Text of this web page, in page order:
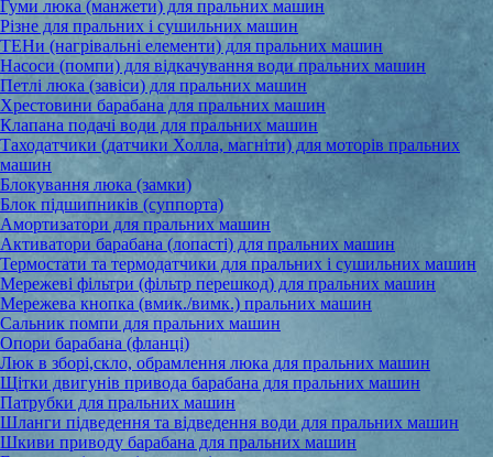
Гуми люка (манжети) для пральних машин
Різне для пральних і сушильних машин
ТЕНи (нагрівальні елементи) для пральних машин
Насоси (помпи) для відкачування води пральних машин
Петлі люка (завіси) для пральних машин
Хрестовини барабана для пральних машин
Клапана подачі води для пральних машин
Таходатчики (датчики Холла, магніти) для моторів пральних
машин
Блокування люка (замки)
Блок підшипників (суппорта)
Амортизатори для пральних машин
Активатори барабана (лопасті) для пральних машин
Термостати та термодатчики для пральних і сушильних машин
Мережеві фільтри (фільтр перешкод) для пральних машин
Мережева кнопка (вмик./вимк.) пральних машин
Сальник помпи для пральних машин
Опори барабана (фланці)
Люк в зборі,скло, обрамлення люка для пральних машин
Щітки двигунів привода барабана для пральних машин
Патрубки для пральних машин
Шланги підведення та відведення води для пральних машин
Шкиви приводу барабана для пральних машин